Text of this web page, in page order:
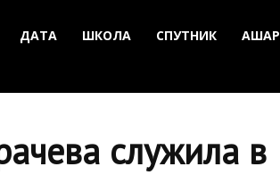
ДАТА ШКОЛА СПУТНИК АШАР
служила в